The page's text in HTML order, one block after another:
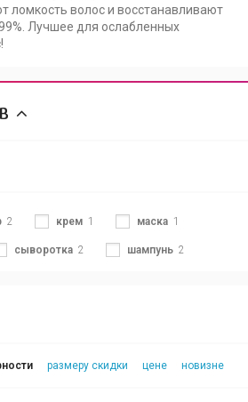
ломкость волос и восстанавливают
Лучшее для ослабленных
2 крем 1 маска 1
сыворотка 2 шампунь 2
размеру скидки цене новизне